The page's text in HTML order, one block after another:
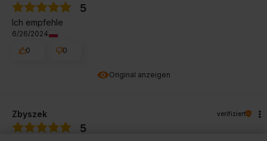
Original anzeigen
5
Ich empfehle
6/26/2024
0
0
Zbyszek verifiziert
5